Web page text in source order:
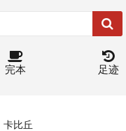
完本 足迹
卡比丘